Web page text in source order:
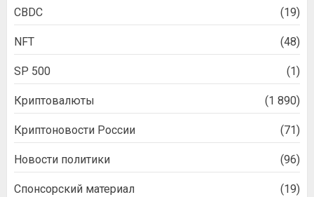
CBDC (19)
NFT (48)
SP 500 (1)
Криптовалюты (1 890)
Криптоновости России (71)
Новости политики (96)
Спонсорский материал (19)